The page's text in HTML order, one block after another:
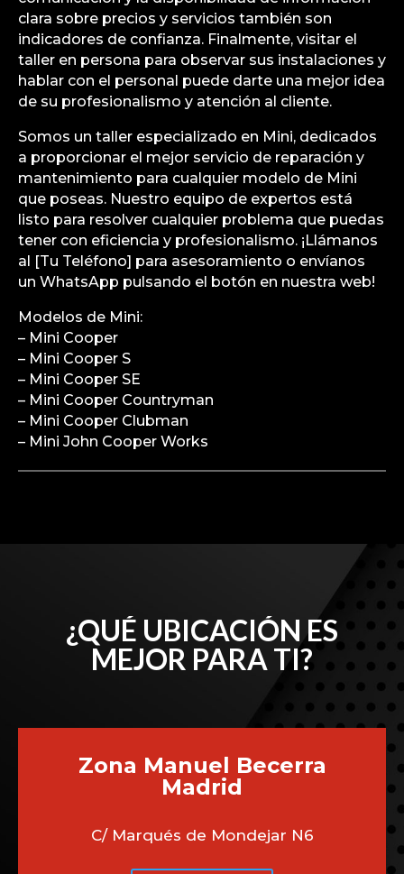
clara sobre precios y servicios también son
indicadores de confianza. Finalmente, visitar el
taller en persona para observar sus instalaciones y
hablar con el personal puede darte una mejor idea
de su profesionalismo y atención al cliente.
Somos un taller especializado en Mini, dedicados
a proporcionar el mejor servicio de reparación y
mantenimiento para cualquier modelo de Mini
que poseas. Nuestro equipo de expertos está
listo para resolver cualquier problema que puedas
tener con eficiencia y profesionalismo. ¡Llámanos
al [Tu Teléfono] para asesoramiento o envíanos
un WhatsApp pulsando el botón en nuestra web!
Modelos de Mini:
– Mini Cooper
– Mini Cooper S
– Mini Cooper SE
– Mini Cooper Countryman
– Mini Cooper Clubman
– Mini John Cooper Works
¿QUÉ UBICACIÓN ES
MEJOR PARA TI?
Zona Manuel Becerra
Madrid
C/ Marqués de Mondejar N6